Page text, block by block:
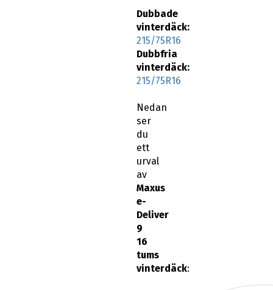
Dubbade
vinterdäck:
215/75R16
Dubbfria
vinterdäck:
215/75R16
Nedan
ser
du
ett
urval
av
Maxus
e-
Deliver
9
16
tums
vinterdäck: